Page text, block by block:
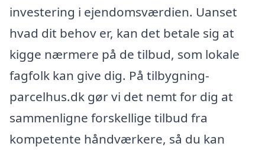
investering i ejendomsværdien. Uanset
hvad dit behov er, kan det betale sig at
kigge nærmere på de tilbud, som lokale
fagfolk kan give dig. På tilbygning-
parcelhus.dk gør vi det nemt for dig at
sammenligne forskellige tilbud fra
kompetente håndværkere, så du kan